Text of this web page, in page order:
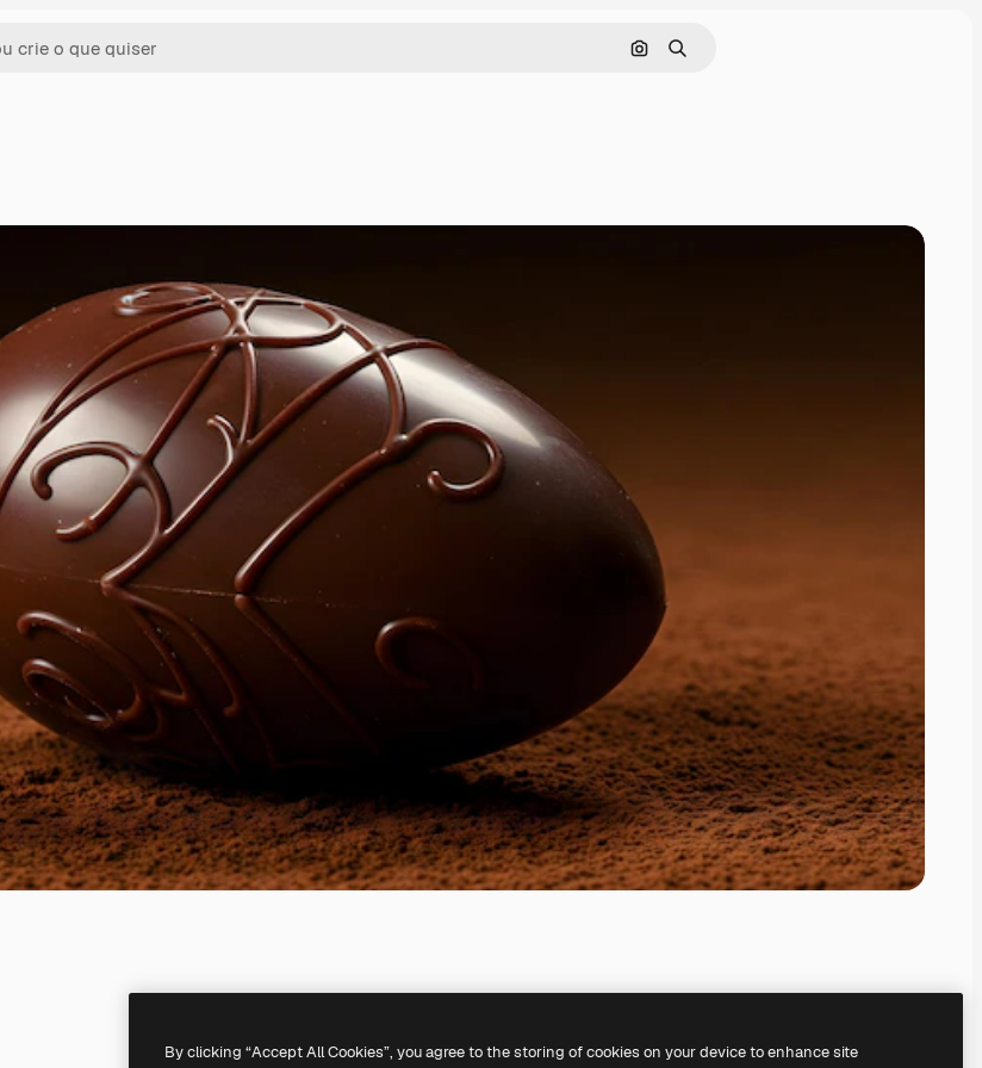
Pesquisar por imagem
Buscar
By clicking “Accept All Cookies”, you agree to the storing of cookies on your device to enhance site